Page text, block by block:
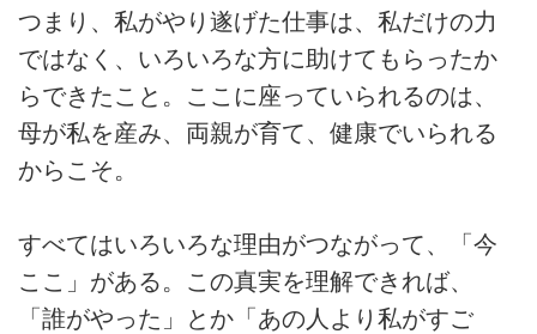
つまり、私がやり遂げた仕事は、私だけの力
ではなく、いろいろな方に助けてもらったか
らできたこと。ここに座っていられるのは、
母が私を産み、両親が育て、健康でいられる
からこそ。
すべてはいろいろな理由がつながって、「今
ここ」がある。この真実を理解できれば、
「誰がやった」とか「あの人より私がすご